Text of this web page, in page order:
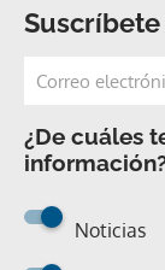
¿De cuáles
Noticias